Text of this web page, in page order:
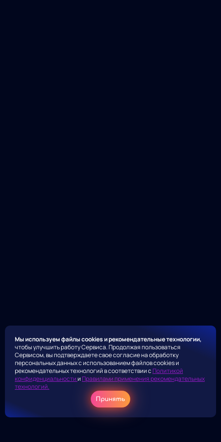
Мы используем файлы cookies и рекомендательные технологии,
чтобы улучшить работу Сервиса. Продолжая пользоваться
Сервисом, вы подтверждаете свое согласие на обработку
персональных данных с использованием файлов cookies и
рекомендательных технологий в соответствии с Политикой
конфиденциальностии Правилами применения рекомендательных
технологий.
Принять